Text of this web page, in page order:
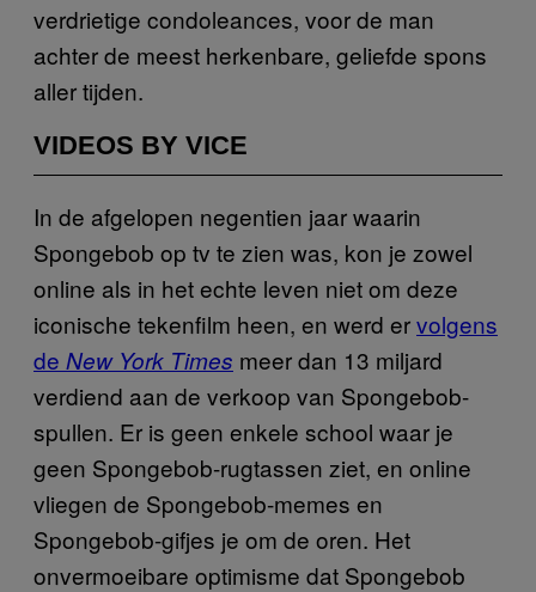
verdrietige condoleances, voor de man
achter de meest herkenbare, geliefde spons
aller tijden.
VIDEOS BY VICE
In de afgelopen negentien jaar waarin
Spongebob op tv te zien was, kon je zowel
online als in het echte leven niet om deze
iconische tekenfilm heen, en werd ervolgens
de New York Times meer dan 13 miljard
verdiend aan de verkoop van Spongebob-
spullen. Er is geen enkele school waar je
geen Spongebob-rugtassen ziet, en online
vliegen de Spongebob-memes en
Spongebob-gifjes je om de oren. Het
onvermoeibare optimisme dat Spongebob